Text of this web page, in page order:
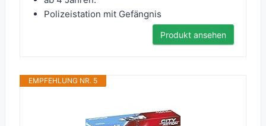
Polizeistation mit Gefängnis
Produkt ansehen
EMPFEHLUNG NR. 5